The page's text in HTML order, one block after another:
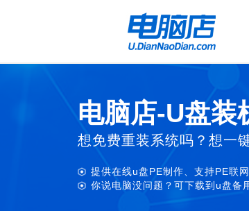
电脑店-U盘装
想免费重装系统吗？想一
提供在线u盘PE制作、支持PE联
你说电脑没问题？可下载到u盘备